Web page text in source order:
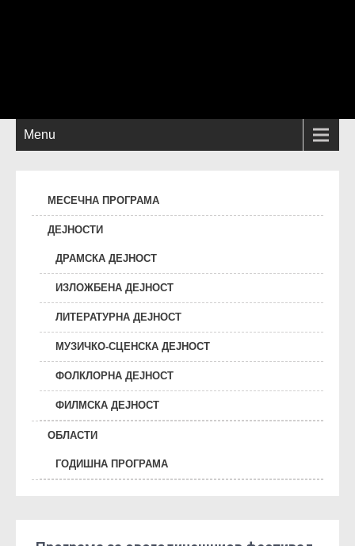
Menu
МЕСЕЧНА ПРОГРАМА
ДЕЈНОСТИ
ДРАМСКА ДЕЈНОСТ
ИЗЛОЖБЕНА ДЕЈНОСТ
ЛИТЕРАТУРНА ДЕЈНОСТ
МУЗИЧКО-СЦЕНСКА ДЕЈНОСТ
ФОЛКЛОРНА ДЕЈНОСТ
ФИЛМСКА ДЕЈНОСТ
ОБЛАСТИ
ГОДИШНА ПРОГРАМА